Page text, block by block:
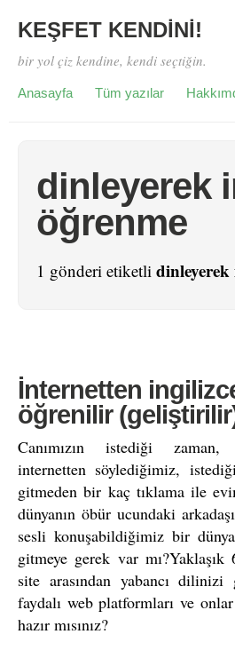
KEŞFET KENDİNİ!
bir yol çiz kendine, kendi seçtiğin.
Anasayfa Tüm yazılar
dinleyerek
öğrenme
1 gönderi etiketli
İnternetten
öğrenilir
Canımızın istediği
internetten söylediğimiz,
gitmeden bir kaç tıklama ile
dünyanın öbür ucundaki
sesli konuşabildiğimiz bir
gitmeye gerek var
site arasından yabancı
faydalı web platformları ve
hazır mısınız?